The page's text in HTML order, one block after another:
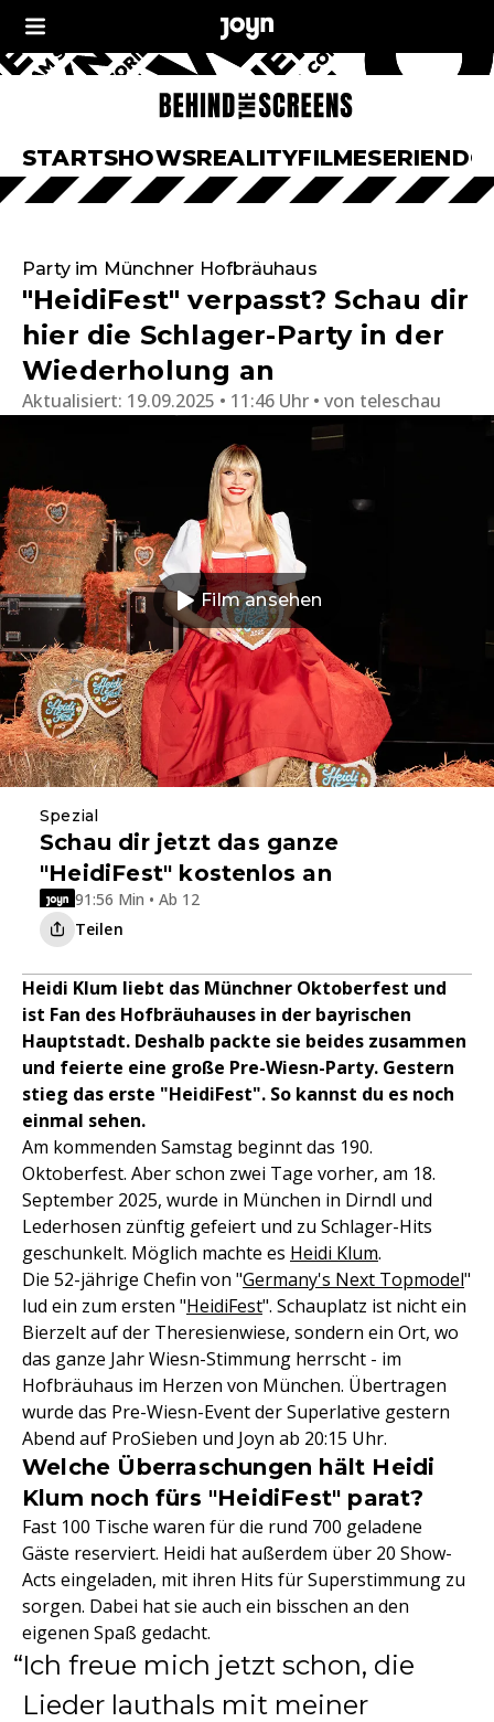
STARTSHOWSREALITYFILMESERIEN
Party im Münchner Hofbräuhaus
"HeidiFest" verpasst? Schau dir
hier die Schlager-Party in der
Wiederholung an
Aktualisiert: 19.09.2025 • 11:46 Uhr von teleschau
Film ansehen
Spezial
Schau dir jetzt das ganze
"HeidiFest" kostenlos an
91:56 Min • Ab 12
Teilen
Heidi Klum liebt das Münchner Oktoberfest und
ist Fan des Hofbräuhauses in der bayrischen
Hauptstadt. Deshalb packte sie beides zusammen
und feierte eine große Pre-Wiesn-Party. Gestern
stieg das erste "HeidiFest". So kannst du es noch
einmal sehen.
Am kommenden Samstag beginnt das 190.
Oktoberfest. Aber schon zwei Tage vorher, am 18.
September 2025, wurde in München in Dirndl und
Lederhosen zünftig gefeiert und zu Schlager-Hits
geschunkelt. Möglich machte es Heidi Klum.
Die 52-jährige Chefin von "Germany's Next Topmodel"
lud ein zum ersten "HeidiFest". Schauplatz ist nicht ein
Bierzelt auf der Theresienwiese, sondern ein Ort, wo
das ganze Jahr Wiesn-Stimmung herrscht - im
Hofbräuhaus im Herzen von München. Übertragen
wurde das Pre-Wiesn-Event der Superlative gestern
Abend auf ProSieben und Joyn ab 20:15 Uhr.
Welche Überraschungen hält Heidi
Klum noch fürs "HeidiFest" parat?
Fast 100 Tische waren für die rund 700 geladene
Gäste reserviert. Heidi hat außerdem über 20 Show-
Acts eingeladen, mit ihren Hits für Superstimmung zu
sorgen. Dabei hat sie auch ein bisschen an den
eigenen Spaß gedacht.
Ich freue mich jetzt schon, die
Lieder lauthals mit meiner